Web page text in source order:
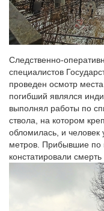
Следственно-
специалистов
проведен осмотр
погибший являлся
выполнял работы по
ствола, на котором
обломилась, и
метров. Прибывшие по
констатировали